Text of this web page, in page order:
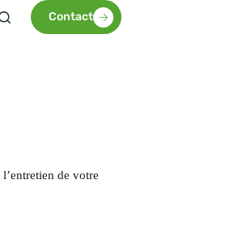
Contact
de votre